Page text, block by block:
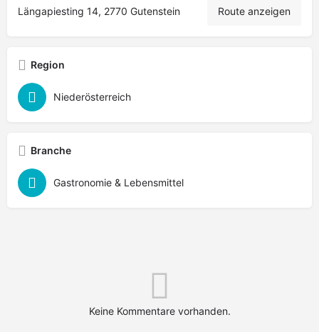
Längapiesting 14, 2770 Gutenstein Route anzeigen
Region
Niederösterreich
Branche
Gastronomie & Lebensmittel
Keine Kommentare vorhanden.